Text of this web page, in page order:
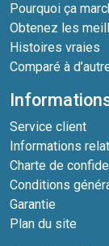
Pourquoi ça
Obtenez les
Histoires vraies
Comparé à
Service client
Informations
Charte de
Conditions
Garantie
Plan du site